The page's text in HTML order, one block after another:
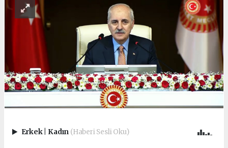
Erkek Kadın (Haberi Sesli Oku)